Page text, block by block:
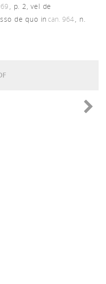
, p. 2, vel de
de quo in can. 964, n.